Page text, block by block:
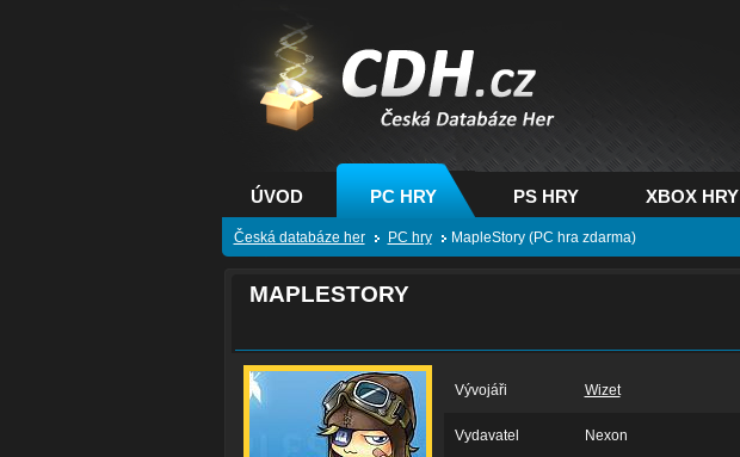
CDH.cz - hry na PC,
PS, XBOX - Česká
databáze her
ÚVOD PC HRY PS HRY XBOX HRY
Česká databáze her PC hry MapleStory (PC hra zdarma)
MAPLESTORY
Vývojáři Wizet
Vydavatel Nexon